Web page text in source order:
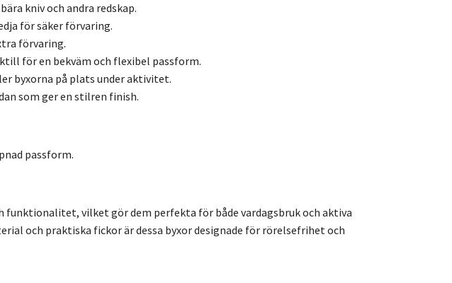
kniv och andra redskap.
för säker förvaring.
förvaring.
för en bekväm och flexibel passform.
byxorna på plats under aktivitet.
som ger en stilren finish.
passform.
funktionalitet, vilket gör dem perfekta för både vardagsbruk och aktiva
och praktiska fickor är dessa byxor designade för rörelsefrihet och